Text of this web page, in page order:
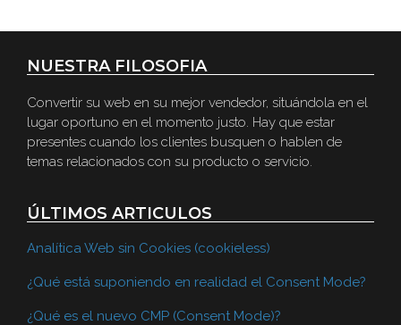
NUESTRA FILOSOFIA
Convertir su web en su mejor vendedor, situándola en el
lugar oportuno en el momento justo. Hay que estar
presentes cuando los clientes busquen o hablen de
temas relacionados con su producto o servicio.
ÚLTIMOS ARTICULOS
Analítica Web sin Cookies (cookieless)
¿Qué está suponiendo en realidad el Consent Mode?
¿Qué es el nuevo CMP (Consent Mode)?